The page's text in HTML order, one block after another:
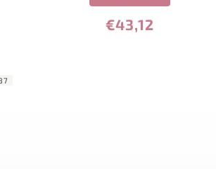
€43,12